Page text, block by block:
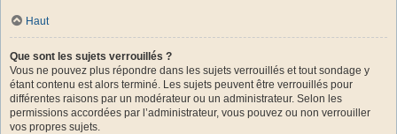
Haut
Que sont les sujets verrouillés ?
Vous ne pouvez plus répondre dans les sujets verrouillés et tout sondage y
étant contenu est alors terminé. Les sujets peuvent être verrouillés pour
différentes raisons par un modérateur ou un administrateur. Selon les
permissions accordées par l’administrateur, vous pouvez ou non verrouiller
vos propres sujets.